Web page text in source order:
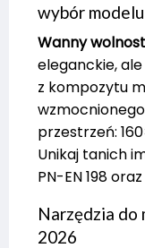
wybór modelu
Wanny
eleganckie,
z kompozytu
przestrzeń:
Unikaj tanich
PN-EN 198
Narzędzia do
2026